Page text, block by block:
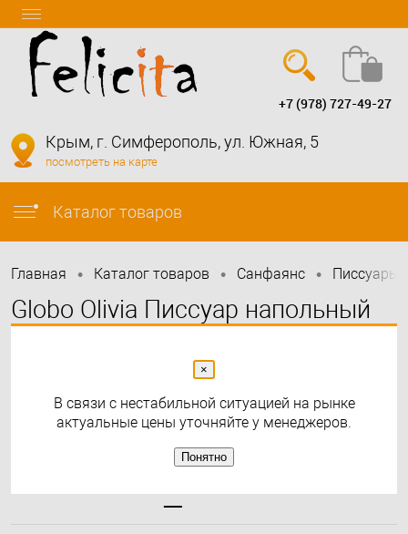
info@felicita-crimea.ru
+7 (978) 727-49-27
Крым, г. Симферополь, ул. Южная, 5
посмотреть на карте
Каталог товаров
Главная • Каталог товаров • Санфаянс • Писсуары
Globo Olivia Писсуар напольный
×
В связи с нестабильной ситуацией на рынке
актуальные цены уточняйте у менеджеров.
Понятно